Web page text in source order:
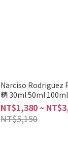
Narciso Rodriguez
精 30ml 50ml 100ml
NT$1,380 ~
NT$5,150